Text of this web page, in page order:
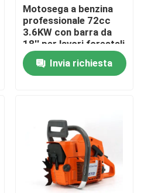
Motosega a benzina
professionale 72cc
3.6KW con barra da
18'' per lavori forestali
e agricoli intensivi
Invia richiesta